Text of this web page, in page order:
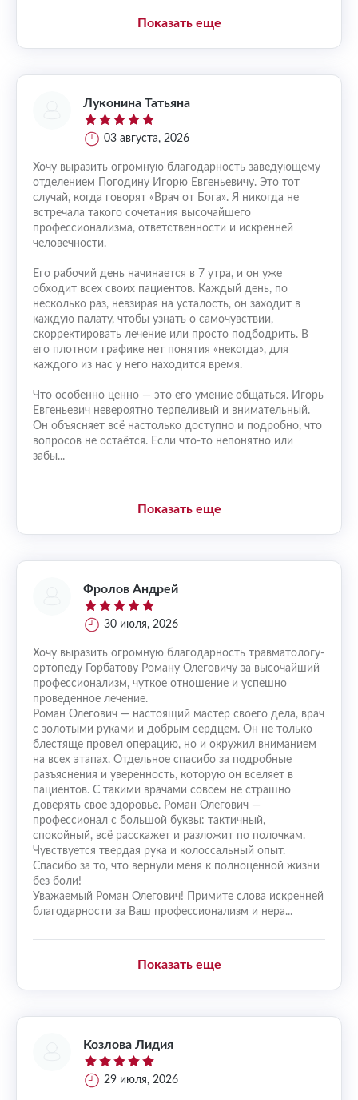
Показать еще
Луконина Татьяна
03 августа, 2026
Хочу выразить огромную благодарность заведующему
отделением Погодину Игорю Евгеньевичу. Это тот
случай, когда говорят «Врач от Бога». Я никогда не
встречала такого сочетания высочайшего
профессионализма, ответственности и искренней
человечности.
Его рабочий день начинается в 7 утра, и он уже
обходит всех своих пациентов. Каждый день, по
несколько раз, невзирая на усталость, он заходит в
каждую палату, чтобы узнать о самочувствии,
скорректировать лечение или просто подбодрить. В
его плотном графике нет понятия «некогда», для
каждого из нас у него находится время.
Что особенно ценно — это его умение общаться. Игорь
Евгеньевич невероятно терпеливый и внимательный.
Он объясняет всё настолько доступно и подробно, что
вопросов не остаётся. Если что-то непонятно или
забы...
Показать еще
Фролов Андрей
30 июля, 2026
Хочу выразить огромную благодарность травматологу-
ортопеду Горбатову Роману Олеговичу за высочайший
профессионализм, чуткое отношение и успешно
проведенное лечение.
Роман Олегович — настоящий мастер своего дела, врач
с золотыми руками и добрым сердцем. Он не только
блестяще провел операцию, но и окружил вниманием
на всех этапах. Отдельное спасибо за подробные
разъяснения и уверенность, которую он вселяет в
пациентов. С такими врачами совсем не страшно
доверять свое здоровье. Роман Олегович —
профессионал с большой буквы: тактичный,
спокойный, всё расскажет и разложит по полочкам.
Чувствуется твердая рука и колоссальный опыт.
Спасибо за то, что вернули меня к полноценной жизни
без боли!
Уважаемый Роман Олегович! Примите слова искренней
благодарности за Ваш профессионализм и нера...
Показать еще
Козлова Лидия
29 июля, 2026